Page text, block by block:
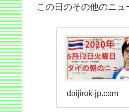
この日のその他のニュ
daijirok-jp.com